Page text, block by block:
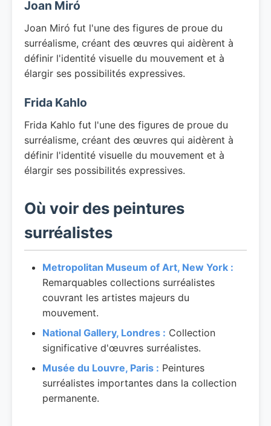
Joan Miró
Joan Miró fut l'une des figures de proue du
surréalisme, créant des œuvres qui aidèrent à
définir l'identité visuelle du mouvement et à
élargir ses possibilités expressives.
Frida Kahlo
Frida Kahlo fut l'une des figures de proue du
surréalisme, créant des œuvres qui aidèrent à
définir l'identité visuelle du mouvement et à
élargir ses possibilités expressives.
Où voir des peintures
surréalistes
Metropolitan Museum of Art, New York :
Remarquables collections surréalistes
couvrant les artistes majeurs du
mouvement.
National Gallery, Londres : Collection
significative d'œuvres surréalistes.
Musée du Louvre, Paris : Peintures
surréalistes importantes dans la collection
permanente.